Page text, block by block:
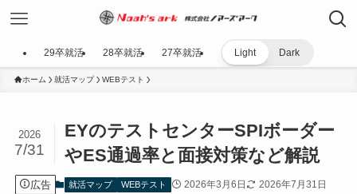
29卒就活 28卒就活 27卒就活 Light Dark
ホーム 就活マップ WEBテスト
EYのテストセンターSPIボーダー
やES通過率と面接対策など解説
2026
7/31
広告 就活マップ WEBテスト 2026年3月6日 2026年7月31日